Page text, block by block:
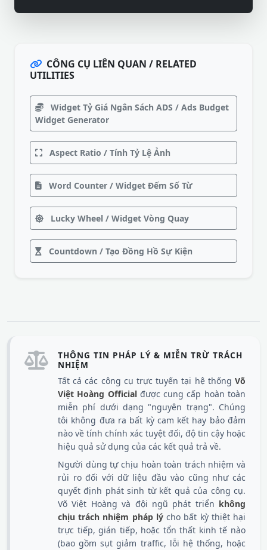
CÔNG CỤ LIÊN QUAN / RELATED
UTILITIES
Widget Tỷ Giá Ngân Sách ADS / Ads Budget
Widget Generator
Aspect Ratio / Tính Tỷ Lệ Ảnh
Word Counter / Widget Đếm Số Từ
Lucky Wheel / Widget Vòng Quay
Countdown / Tạo Đồng Hồ Sự Kiện
THÔNG TIN PHÁP LÝ & MIỄN TRỪ TRÁCH
NHIỆM
Tất cả các công cụ trực tuyến tại hệ thống Võ
Việt Hoàng Officialđược cung cấp hoàn toàn
miễn phí dưới dạng "nguyên trạng". Chúng
tôi không đưa ra bất kỳ cam kết hay bảo đảm
nào về tính chính xác tuyệt đối, độ tin cậy hoặc
hiệu quả sử dụng của các kết quả trả về.
Người dùng tự chịu hoàn toàn trách nhiệm và
rủi ro đối với dữ liệu đầu vào cũng như các
quyết định phát sinh từ kết quả của công cụ.
Võ Việt Hoàng và đội ngũ phát triển không
chịu trách nhiệm pháp lýcho bất kỳ thiệt hại
trực tiếp, gián tiếp, hoặc tổn thất kinh tế nào
(bao gồm sụt giảm traffic, lỗi hệ thống, hoặc